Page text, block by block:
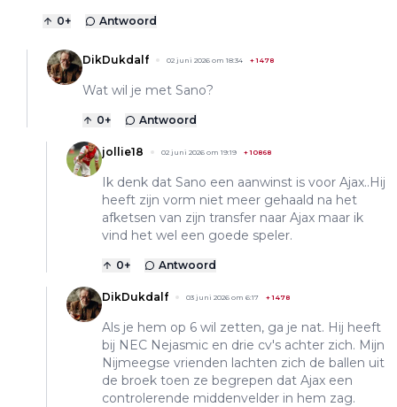
0+ Antwoord
DikDukdalf 02 juni 2026 om 18:34 +1478
Wat wil je met Sano?
0+ Antwoord
jollie18 02 juni 2026 om 19:19 +10868
Ik denk dat Sano een aanwinst is voor Ajax..Hij
heeft zijn vorm niet meer gehaald na het
afketsen van zijn transfer naar Ajax maar ik
vind het wel een goede speler.
0+ Antwoord
DikDukdalf 03 juni 2026 om 6:17 +1478
Als je hem op 6 wil zetten, ga je nat. Hij heeft
bij NEC Nejasmic en drie cv's achter zich. Mijn
Nijmeegse vrienden lachten zich de ballen uit
de broek toen ze begrepen dat Ajax een
controlerende middenvelder in hem zag.